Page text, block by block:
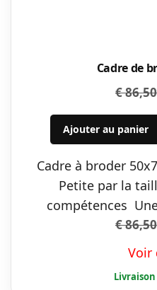
Cadre de
€86,50
Ajouter au panier
Cadre à broder
Petite par la
compétences
€86,50
Voir